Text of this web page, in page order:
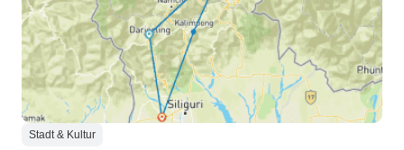
Stadt & Kultur